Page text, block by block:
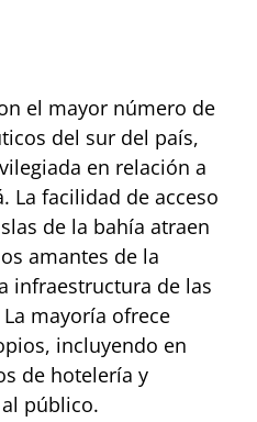
el mayor número de
del sur del país,
en relación a
La facilidad de acceso
de la bahía atraen
amantes de la
infraestructura de las
mayoría ofrece
incluyendo en
de hotelería y
público.